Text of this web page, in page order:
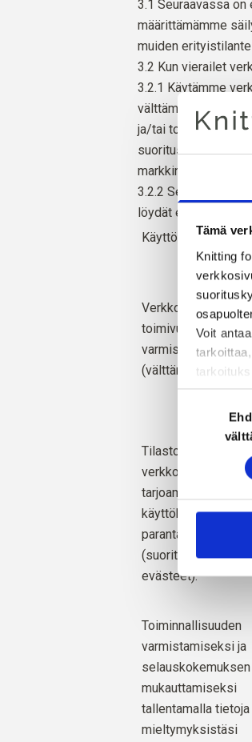
Tämä
Knitting
Voit
Voit
3.1 Seuraavassa
määrittämämme
muiden
3.2 Kun vierailet
3.2.1 Käytämme
välttämättömiä
ja/tai toiminnalliset
suorituskykyä,
3.2.2 Seuraavassa
löydät
Käyttötarkoitus
Verkkosivustomme
toimivuuden ja
varmistamiseksi
(välttämättömät
Tilastojen
verkkosivustomme
tarjoamiemme
käyttökokemuksen
parantamiseksi
(suorituskykyä
evästeet).
Toiminnallisuuden
varmistamiseksi ja
selauskokemuksen
mukauttamiseksi
tallentamalla tietoja
mieltymyksistäsi